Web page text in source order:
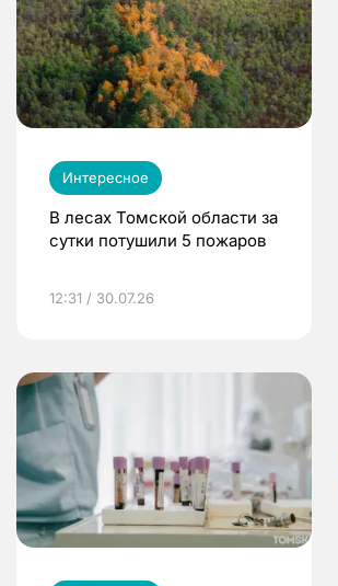
Интересное
В лесах Томской области за
сутки потушили 5 пожаров
12:31 / 30.07.26